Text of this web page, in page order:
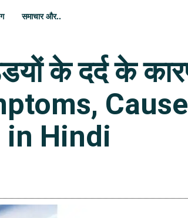
समाचार और..
के दर्द के
in Hindi